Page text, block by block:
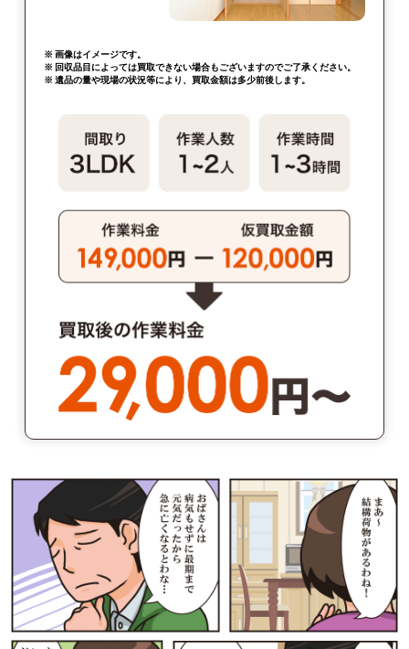
※ 画像はイメージです。
※ 回収品目によっては買取できない場合もございますのでご了承ください。
※ 遺品の量や現場の状況等により、買取金額は多少前後します。